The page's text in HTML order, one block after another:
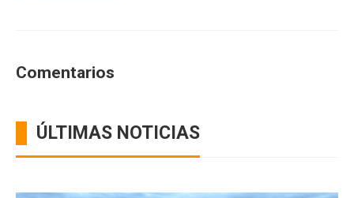
Comentarios
ÚLTIMAS NOTICIAS